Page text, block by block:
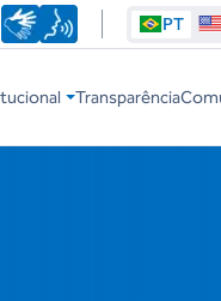
PT
Transparência